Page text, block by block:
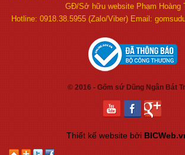
GĐ/Sở hữu website Phạm Hoàng
Hotline: 0918.38.5955 (Zalo/Viber) Email:
© 2016 - Gốm sứ Dũng Ngân Bát
Thiết kế website bởi